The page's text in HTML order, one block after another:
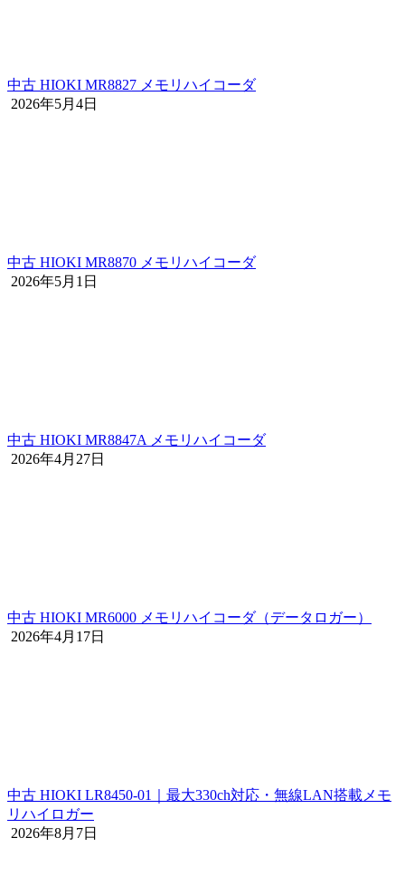
中古 HIOKI MR8827 メモリハイコーダ
2026年5月4日
中古 HIOKI MR8870 メモリハイコーダ
2026年5月1日
中古 HIOKI MR8847A メモリハイコーダ
2026年4月27日
中古 HIOKI MR6000 メモリハイコーダ（データロガー）
2026年4月17日
中古 HIOKI LR8450-01｜最大330ch対応・無線LAN搭載メモ
リハイロガー
2026年8月7日